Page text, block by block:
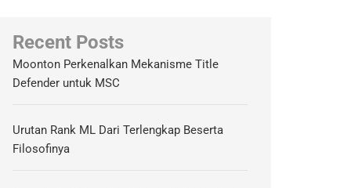
Recent Posts
Moonton Perkenalkan Mekanisme Title
Defender untuk MSC
Urutan Rank ML Dari Terlengkap Beserta
Filosofinya